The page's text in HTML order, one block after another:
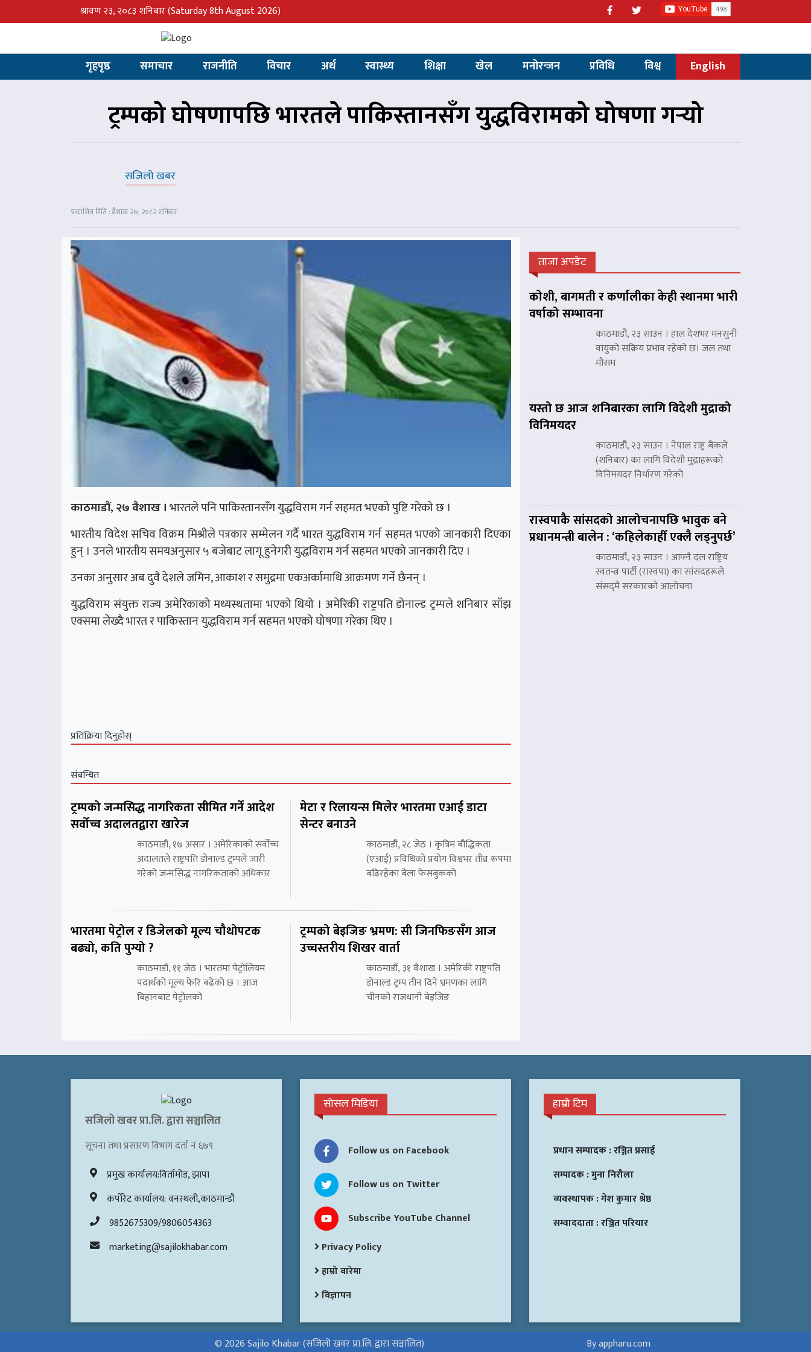
श्रावण २३, २०८३ शनिबार(Saturday 8th August 2026)
गृहपृष्ठ समाचार राजनीति विचार अर्थ स्वास्थ्य शिक्षा खेल मनोरन्जन प्रविधि विश्व English
ट्रम्पको घोषणापछि भारतले पाकिस्तानसँग युद्धविरामको घोषणा गर्‍यो
सजिलो खबर
प्रकाशित मिति : बैशाख २७, २०८२ शनिबार
काठमाडौं, २७ वैशाख ।भारतले पनि पाकिस्तानसँग युद्धविराम गर्न सहमत भएको पुष्टि गरेको छ ।
भारतीय विदेश सचिव विक्रम मिश्रीले पत्रकार सम्मेलन गर्दै भारत युद्धविराम गर्न सहमत भएको जानकारी दिएका
हुन् । उनले भारतीय समयअनुसार ५ बजेबाट लागू हुनेगरी युद्धविराम गर्न सहमत भएको जानकारी दिए ।
उनका अनुसार अब दुवै देशले जमिन, आकाश र समुद्रमा एकअर्कामाथि आक्रमण गर्ने छैनन् ।
युद्धविराम संयुक्त राज्य अमेरिकाको मध्यस्थतामा भएको थियो । अमेरिकी राष्ट्रपतिडोनाल्ड ट्रम्पले शनिबार साँझ
एक्समा लेख्दै भारत र पाकिस्तान युद्धविराम गर्न सहमत भएको घोषणा गरेका थिए ।
प्रतिक्रिया दिनुहोस्
संबन्धित
ट्रम्पको जन्मसिद्ध नागरिकता सीमित गर्ने आदेश
सर्वोच्च अदालतद्वारा खारेज
काठमाडौं, १७ असार । अमेरिकाको सर्वोच्च
अदालतले राष्ट्रपति डोनाल्ड ट्रम्पले जारी
गरेको जन्मसिद्ध नागरिकताको अधिकार
मेटा र रिलायन्स मिलेर भारतमा एआई डाटा
सेन्टर बनाउने
काठमाडौं, २८ जेठ । कृत्रिम बौद्धिकता
(एआई) प्रविधिको प्रयोग विश्वभर तीव्र रूपमा
बढिरहेका बेला फेसबुकको
भारतमा पेट्रोल र डिजेलको मूल्य चौथोपटक
बढ्यो, कति पुग्यो ?
काठमाडौं, ११ जेठ । भारतमा पेट्रोलियम
पदार्थको मूल्य फेरि बढेको छ । आज
बिहानबाट पेट्रोलको
ट्रम्पको बेइजिङ भ्रमण: सी जिनफिङसँग आज
उच्चस्तरीय शिखर वार्ता
काठमाडौं, ३१ वैशाख । अमेरिकी राष्ट्रपति
डोनाल्ड ट्रम्प तीन दिने भ्रमणका लागि
चीनको राजधानी बेइजिङ
ताजा अपडेट
कोशी, बागमती र कर्णालीका केही स्थानमा भारी
वर्षाको सम्भावना
काठमाडौं, २३ साउन । हाल देशभर मनसुनी
वायुको सक्रिय प्रभाव रहेको छ। जल तथा
मौसम
यस्तो छ आज शनिबारका लागि विदेशी मुद्राको
विनिमयदर
काठमाडौं, २३ साउन । नेपाल राष्ट्र बैंकले
(शनिबार) का लागि विदेशी मुद्राहरूको
विनिमयदर निर्धारण गरेको
रास्वपाकै सांसदको आलोचनापछि भावुक बने
प्रधानमन्त्री बालेन : ‘कहिलेकाहीँ एक्लै लड्नुपर्छ’
काठमाडौं, २३ साउन । आफ्नै दल राष्ट्रिय
स्वतन्त्र पार्टी (रास्वपा) का सांसदहरूले
संसद्‌मै सरकारको आलोचना
सजिलो खवर प्रा.लि. द्वारा सञ्चालित
सूचना तथा प्रसारण विभाग दर्ता नं ६७९
प्रमुख कार्यालय:विर्तामोड, झापा
कर्पोरेट कार्यालय: वनस्थली,काठमान्डौ
9852675309/9806054363
marketing@sajilokhabar.com
सोसल मिडिया
Follow us on Facebook
Follow us on Twitter
Subscribe YouTube Channel
Privacy Policy
हाम्रो बारेमा
विज्ञापन
हाम्रो टिम
प्रधान सम्पादक :रञ्जित प्रसाई
सम्पादक :मुना निरौला
व्यवस्थापक :गेश कुमार श्रेष्ठ
सम्वाददाता :रञ्जित परियार
© 2026 Sajilo Khabar (सजिलो खवर प्रा.लि. द्वारा सञ्चालित) By appharu.com